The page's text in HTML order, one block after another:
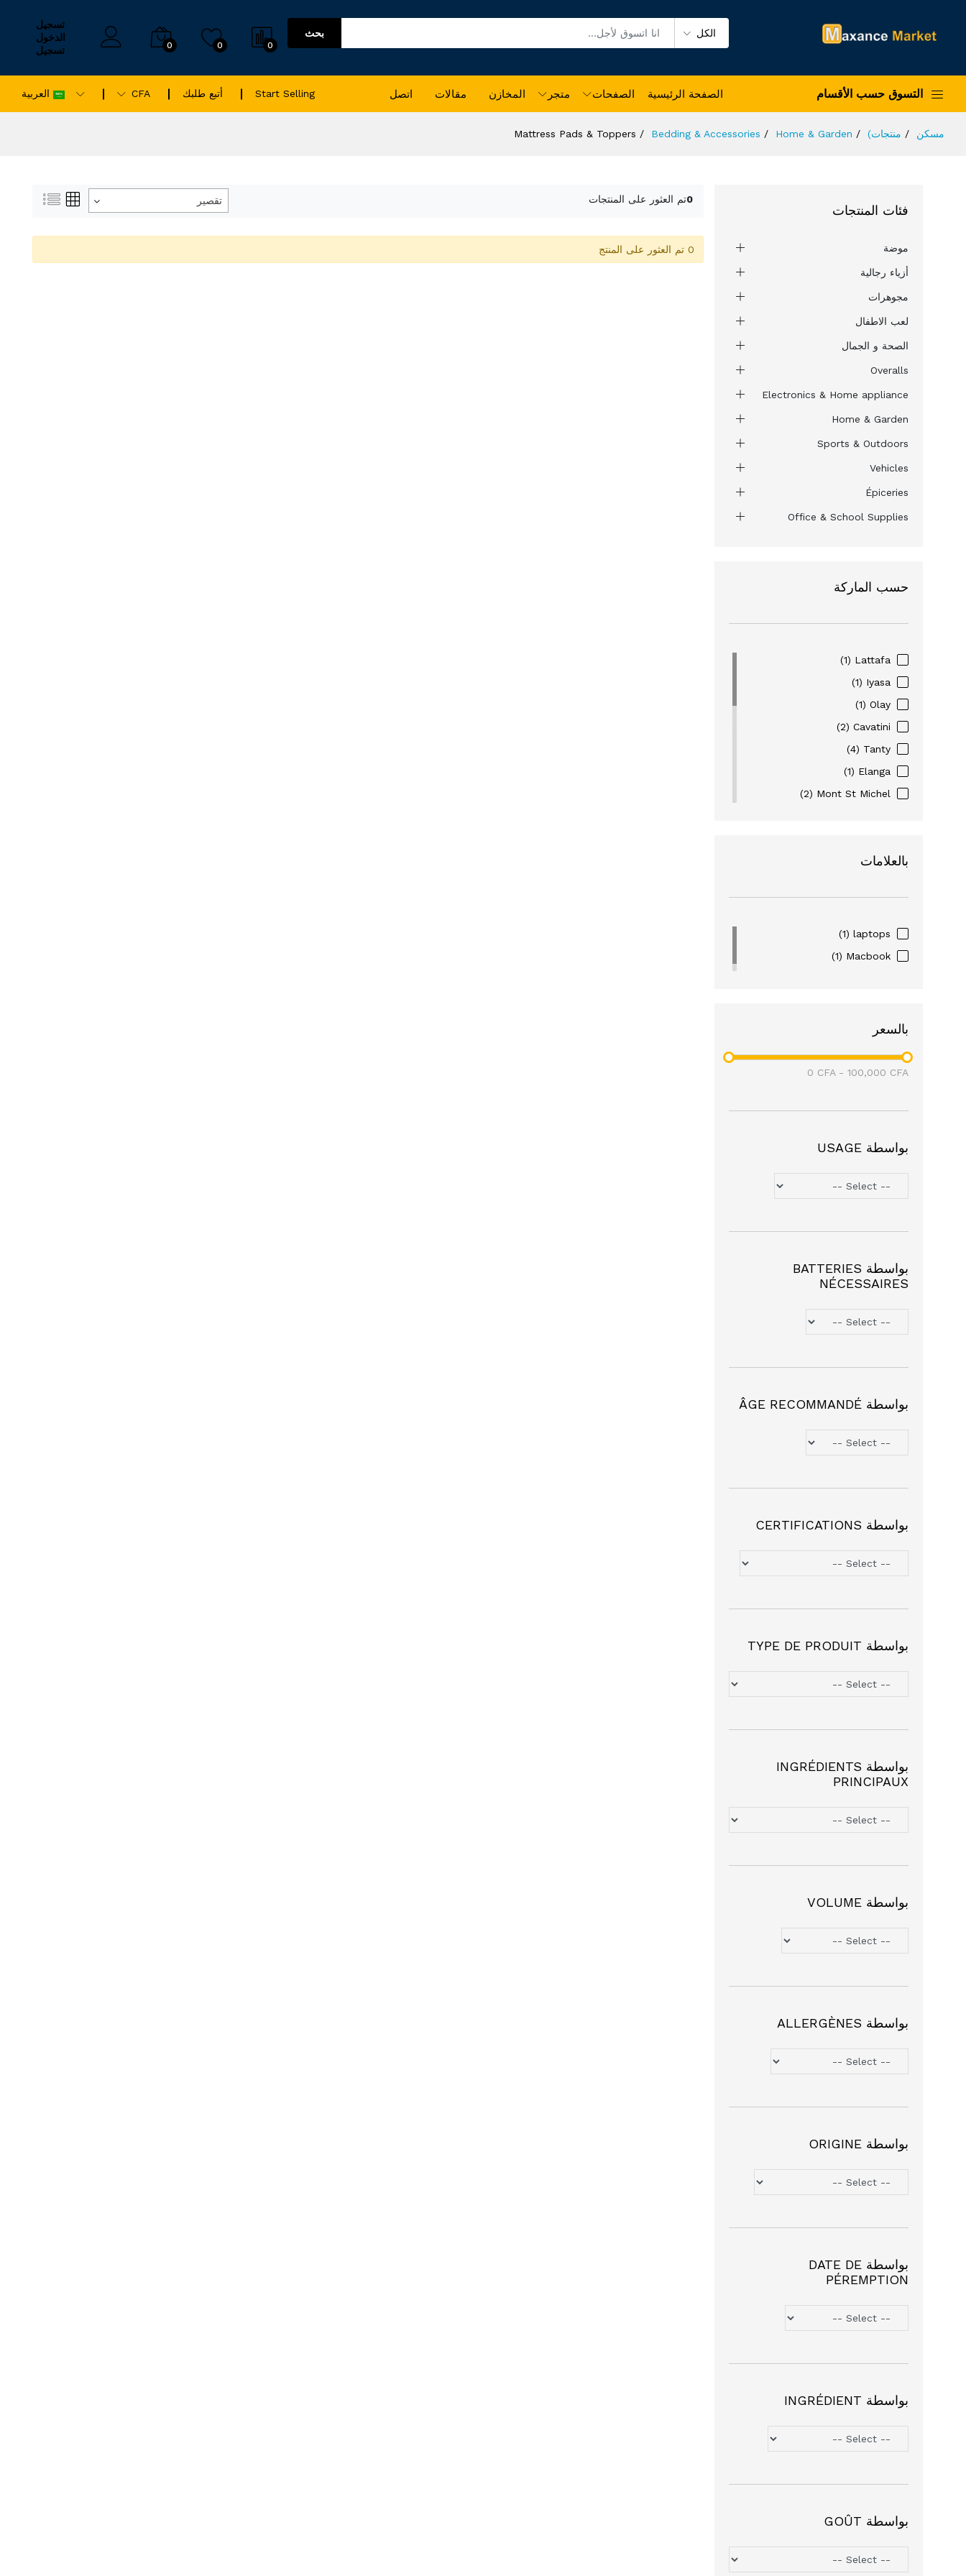
الكل بحث
0
0
0
تسجيل
الدخول
تسجيل
التسوق حسب الأقسام الصفحة الرئيسية الصفحات متجر المخازن مقالات اتصل Start Selling أتبع طلبك CFA العربية
مسكن منتجات) Home & Garden
Bedding & Accessories
Mattress Pads & Toppers
فئات المنتجات
موضة
أزياء رجالية
مجوهرات
لعب الاطفال
الصحة و الجمال
Overalls
Electronics & Home appliance
Home & Garden
Sports & Outdoors
Vehicles
Épiceries
Office & School Supplies
حسب الماركة
Lattafa
(1)
Iyasa
(1)
Olay
(1)
Cavatini
(2)
Tanty
(4)
Elanga
(1)
Mont St Michel
(2)
Nohi
(16)
سامسونج
أفاستا(1)
بالعلامات
laptops
(1)
Macbook
(1)
بالسعر
0 CFA- 100,000 CFA
بواسطة USAGE
بواسطة BATTERIES
NÉCESSAIRES
بواسطة ÂGE RECOMMANDÉ
بواسطة CERTIFICATIONS
بواسطة TYPE DE PRODUIT
بواسطة INGRÉDIENTS
PRINCIPAUX
بواسطة VOLUME
بواسطة ALLERGÈNES
بواسطة ORIGINE
بواسطة DATE DE
PÉREMPTION
بواسطة INGRÉDIENT
بواسطة GOÛT
0تم العثور على المنتجات تقصير
0 تم العثور على المنتج